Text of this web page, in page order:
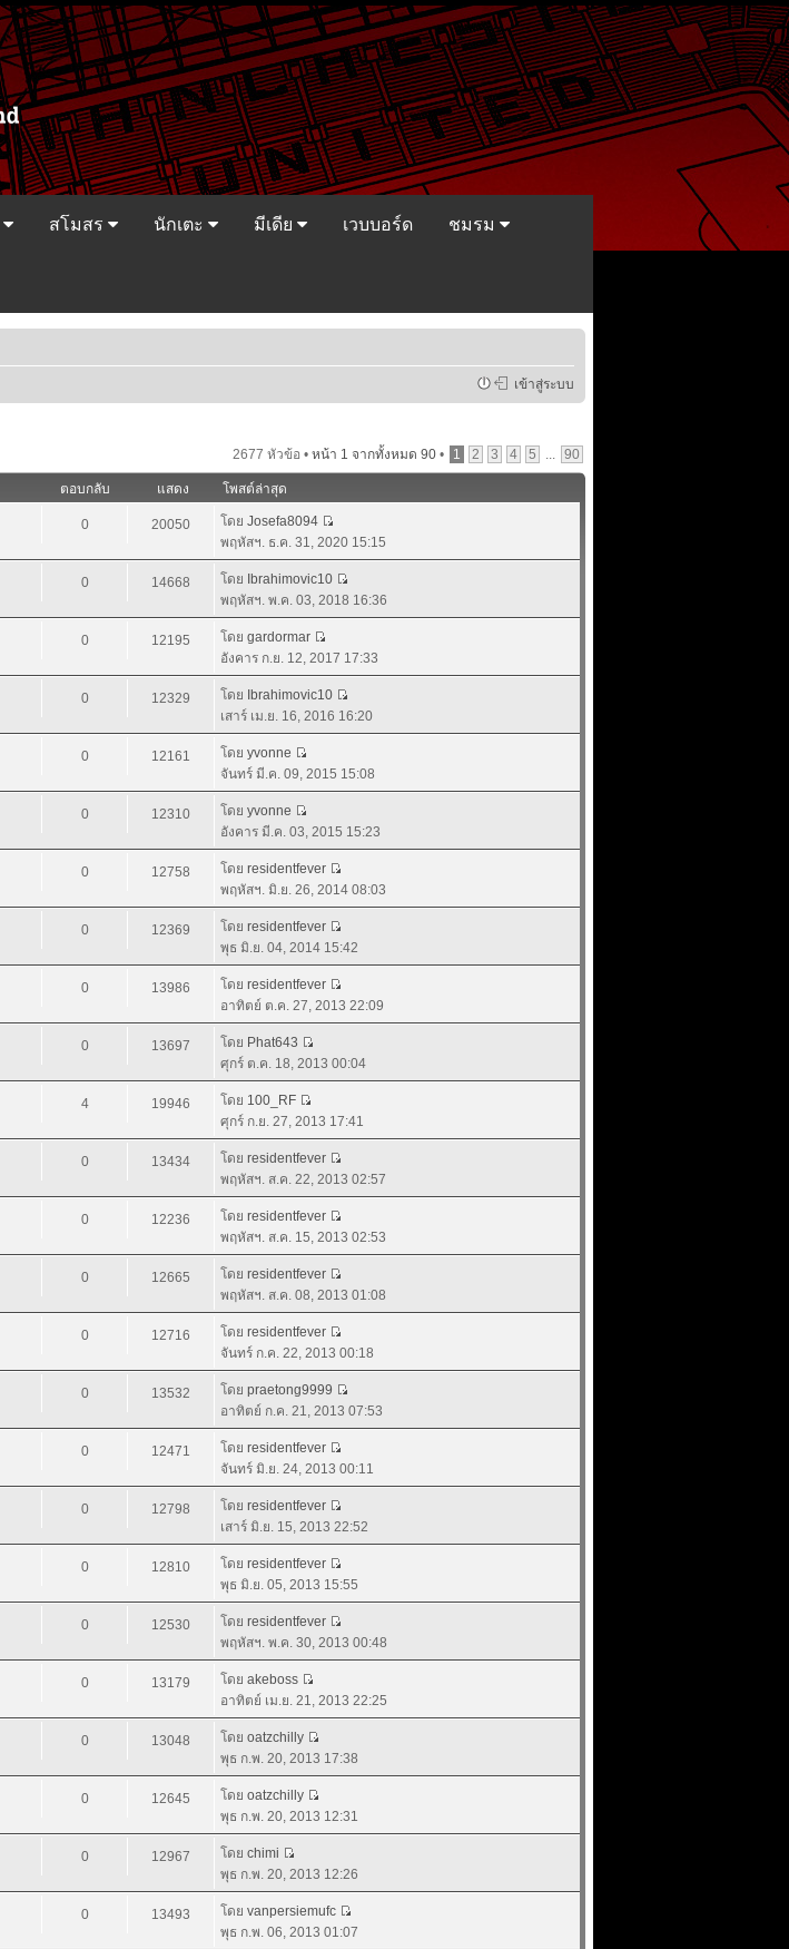
สโมสร นักเตะ มีเดีย เวบบอร์ด ชมรม
เข้าสู่ระบบ
2677 หัวข้อ • หน้า 1 จากทั้งหมด 90• 1 2 3 4 5 ... 90
ตอบกลับ แสดง
โพสต์ล่าสุด
0 20050 โดย Josefa8094
พฤหัสฯ. ธ.ค. 31, 2020 15:15
0 14668 โดย Ibrahimovic10
พฤหัสฯ. พ.ค. 03, 2018 16:36
0 12195 โดย gardormar
อังคาร ก.ย. 12, 2017 17:33
0 12329 โดย Ibrahimovic10
เสาร์ เม.ย. 16, 2016 16:20
0 12161 โดย yvonne
จันทร์ มี.ค. 09, 2015 15:08
0 12310 โดย yvonne
อังคาร มี.ค. 03, 2015 15:23
0 12758 โดย residentfever
พฤหัสฯ. มิ.ย. 26, 2014 08:03
0 12369 โดย residentfever
พุธ มิ.ย. 04, 2014 15:42
0 13986 โดย residentfever
อาทิตย์ ต.ค. 27, 2013 22:09
0 13697 โดย Phat643
ศุกร์ ต.ค. 18, 2013 00:04
4 19946 โดย 100_RF
ศุกร์ ก.ย. 27, 2013 17:41
0 13434 โดย residentfever
พฤหัสฯ. ส.ค. 22, 2013 02:57
0 12236 โดย residentfever
พฤหัสฯ. ส.ค. 15, 2013 02:53
0 12665 โดย residentfever
พฤหัสฯ. ส.ค. 08, 2013 01:08
0 12716 โดย residentfever
จันทร์ ก.ค. 22, 2013 00:18
0 13532 โดย praetong9999
อาทิตย์ ก.ค. 21, 2013 07:53
0 12471 โดย residentfever
จันทร์ มิ.ย. 24, 2013 00:11
0 12798 โดย residentfever
เสาร์ มิ.ย. 15, 2013 22:52
0 12810 โดย residentfever
พุธ มิ.ย. 05, 2013 15:55
0 12530 โดย residentfever
พฤหัสฯ. พ.ค. 30, 2013 00:48
0 13179 โดย akeboss
อาทิตย์ เม.ย. 21, 2013 22:25
0 13048 โดย oatzchilly
พุธ ก.พ. 20, 2013 17:38
0 12645 โดย oatzchilly
พุธ ก.พ. 20, 2013 12:31
0 12967 โดย chimi
พุธ ก.พ. 20, 2013 12:26
0 13493 โดย vanpersiemufc
พุธ ก.พ. 06, 2013 01:07